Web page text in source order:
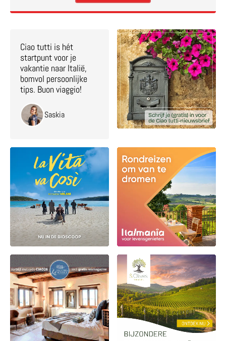
Ciao tutti is hét
startpunt voor je
vakantie naar Italië,
bomvol persoonlijke
tips. Buon viaggio!
Saskia